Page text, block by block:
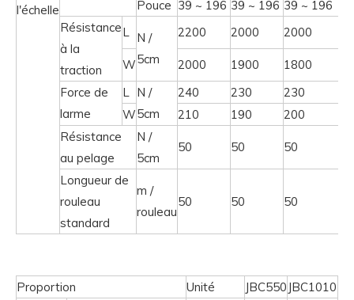
l'échelle Pouce 39 ~ 196 39 ~ 196 39 ~ 196
Résistance
à la
traction
L N /
5cm
2200 2000 2000
W 2000 1900 1800
Force de
larme
L N /
5cm
240 230 230
W
210 190 200
Résistance
au pelage
N /
5cm
50 50 50
Longueur de
rouleau
standard
m /
rouleau
50 50 50
Proportion Unité JBC550 JBC1010